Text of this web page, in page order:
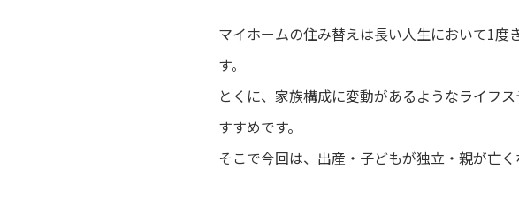
マイホームの住み替えは長い人生において1
す。
とくに、家族構成に変動があるようなライフ
すすめです。
そこで今回は、出産・子どもが独立・親が亡